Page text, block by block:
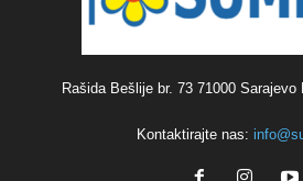
Rašida Bešlije br. 73 71000
Kontaktirajte nas: